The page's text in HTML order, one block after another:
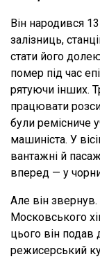
Він народився
залізниць,
стати його
помер під час
рятуючи інших.
працювати
були ремісниче
машиніста. У
вантажні й
вперед — у
Але він
Московського
цього він
режисерський